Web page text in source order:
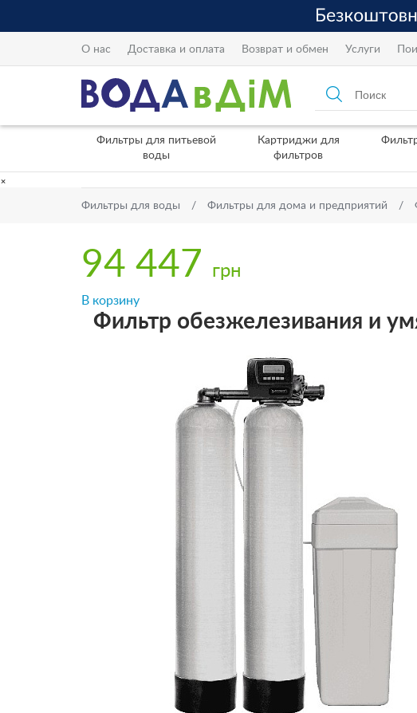
О нас Доставка и оплата Возврат и обмен Услуги
Фильтры для питьевой
воды
Картриджи для
фильтров
×
Фильтры для воды Фильтры для дома и предприятий
94 447 грн
В корзину
Фильтр обезжелезивания и